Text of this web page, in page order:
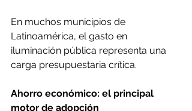
En muchos municipios de
Latinoamérica, el gasto en
iluminación pública representa una
carga presupuestaria crítica.
Ahorro económico: el principal
motor de adopción